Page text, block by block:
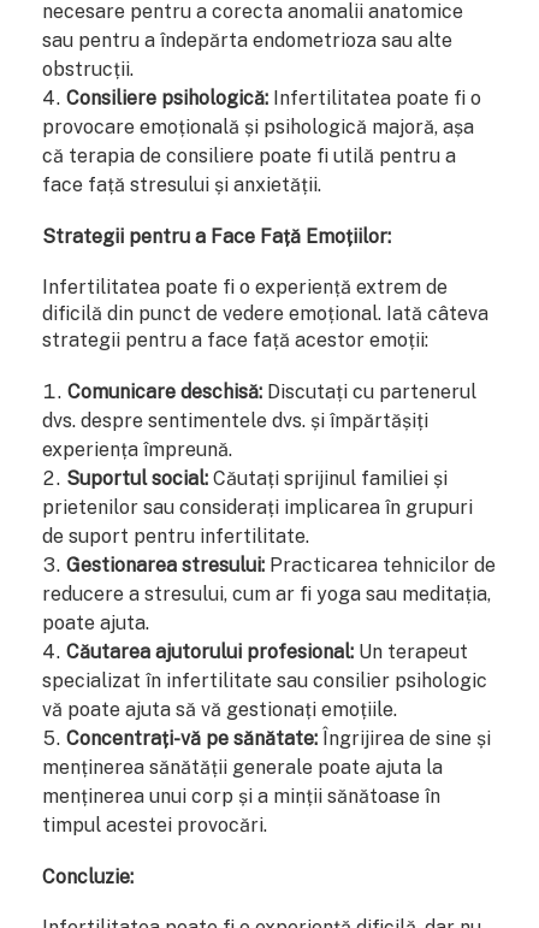
necesare pentru a corecta anomalii anatomice
sau pentru a îndepărta endometrioza sau alte
obstrucții.
Consiliere psihologică: Infertilitatea poate fi o
provocare emoțională și psihologică majoră, așa
că terapia de consiliere poate fi utilă pentru a
face față stresului și anxietății.
Strategii pentru a Face Față Emoțiilor:
Infertilitatea poate fi o experiență extrem de
dificilă din punct de vedere emoțional. Iată câteva
strategii pentru a face față acestor emoții:
Comunicare deschisă: Discutați cu partenerul
dvs. despre sentimentele dvs. și împărtășiți
experiența împreună.
Suportul social: Căutați sprijinul familiei și
prietenilor sau considerați implicarea în grupuri
de suport pentru infertilitate.
Gestionarea stresului: Practicarea tehnicilor de
reducere a stresului, cum ar fi yoga sau meditația,
poate ajuta.
Căutarea ajutorului profesional: Un terapeut
specializat în infertilitate sau consilier psihologic
vă poate ajuta să vă gestionați emoțiile.
Concentrați-vă pe sănătate: Îngrijirea de sine și
menținerea sănătății generale poate ajuta la
menținerea unui corp și a minții sănătoase în
timpul acestei provocări.
Concluzie: